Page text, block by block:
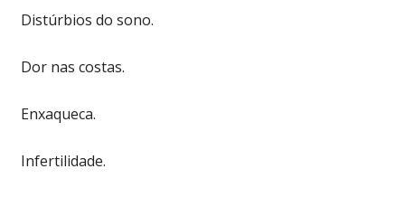
Distúrbios do sono.
Dor nas costas.
Enxaqueca.
Infertilidade.